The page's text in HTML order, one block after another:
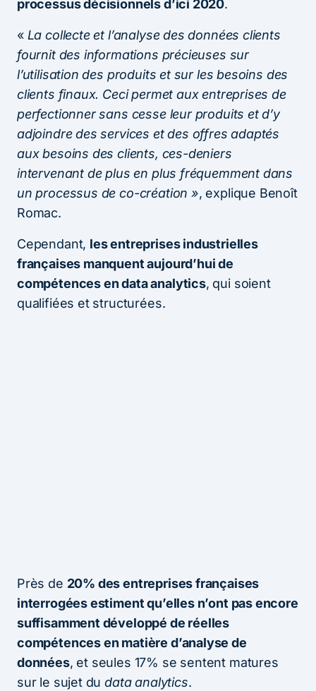
processus décisionnels d’ici 2020.
« La collecte et l’analyse des données clients
fournit des informations précieuses sur
l’utilisation des produits et sur les besoins des
clients finaux. Ceci permet aux entreprises de
perfectionner sans cesse leur produits et d’y
adjoindre des services et des offres adaptés
aux besoins des clients, ces-deniers
intervenant de plus en plus fréquemment dans
un processus de co-création », explique Benoît
Romac.
Cependant, les entreprises industrielles
françaises manquent aujourd’hui de
compétences en data analytics, qui soient
qualifiées et structurées.
Près de 20% des entreprises françaises
interrogées estiment qu’elles n’ont pas encore
suffisamment développé de réelles
compétences en matière d’analyse de
données, et seules 17% se sentent matures
sur le sujet dudata analytics.